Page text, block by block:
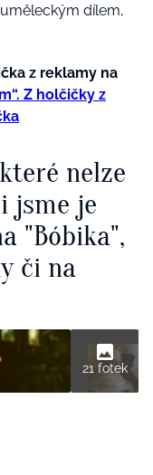
dílem,
z reklamy na
Z holčičky z
nelze
jsme je
"Bóbika",
či na
21 fotek